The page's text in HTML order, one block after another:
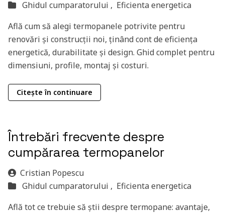
Ghidul cumparatorului , Eficienta energetica
Află cum să alegi termopanele potrivite pentru
renovări și construcții noi, ținând cont de eficiența
energetică, durabilitate și design. Ghid complet pentru
dimensiuni, profile, montaj și costuri.
Citește în continuare
Întrebări frecvente despre
cumpărarea termopanelor
Cristian Popescu
Ghidul cumparatorului , Eficienta energetica
Află tot ce trebuie să știi despre termopane: avantaje,